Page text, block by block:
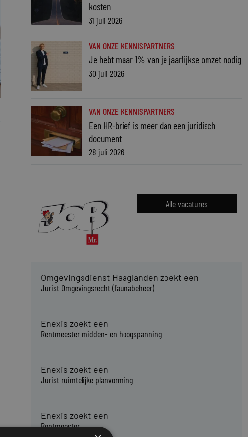
kosten
31 juli 2026
VAN ONZE KENNISPARTNERS
Je hebt maar 1% van je jaarlijkse omzet nodig
30 juli 2026
VAN ONZE KENNISPARTNERS
Een HR-brief is meer dan een juridisch
document
28 juli 2026
Alle vacatures
Omgevingsdienst Haaglanden zoekt een
Jurist Omgevingsrecht (faunabeheer)
Enexis zoekt een
Rentmeester midden- en hoogspanning
Enexis zoekt een
Jurist ruimtelijke planvorming
Enexis zoekt een
Rentmeester